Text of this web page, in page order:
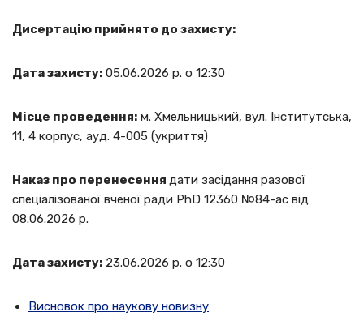
Дисертацію прийнято до захисту:
Дата захисту: 05.06.2026 р. о 12:30
Місце проведення: м. Хмельницький, вул. Інститутська,
11, 4 корпус, ауд. 4-005 (укриття)
Наказ про перенесення дати засідання разової
спеціалізованої вченої ради PhD 12360 №84-ас від
08.06.2026 р.
Дата захисту: 23.06.2026 р. о 12:30
Висновок про наукову новизну